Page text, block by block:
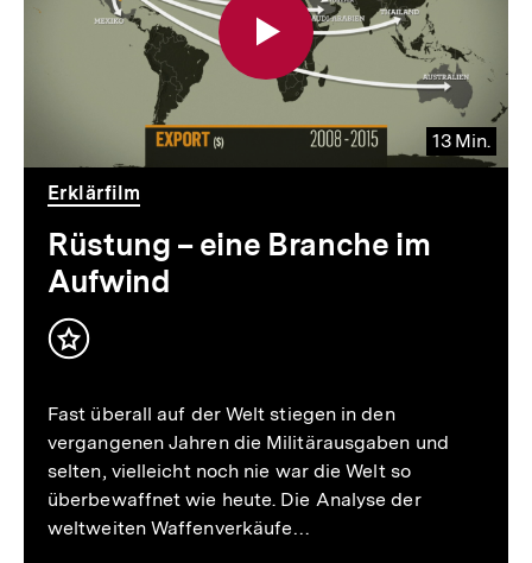
13 Min.
Video
Dauer
13
Min.
Erklärfilm
Rüstung – eine Branche im
Aufwind
Inhalt
Fast überall auf der Welt stiegen in den
vergangenen Jahren die Militärausgaben und
selten, vielleicht noch nie war die Welt so
überbewaffnet wie heute. Die Analyse der
weltweiten Waffenverkäufe…